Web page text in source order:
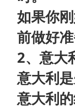
如果你
前做好准
2、 意大
意大利是
意大利